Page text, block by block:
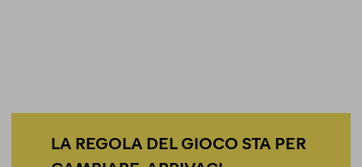
LA REGOLA DEL GIOCO STA PER